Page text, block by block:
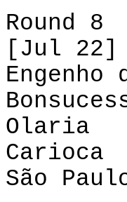
Round 8
[Jul 22]
Olaria
Carioca
São